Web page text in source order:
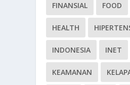
FINANSIAL FOOD
HEALTH
INDONESIA INET
KEAMANAN